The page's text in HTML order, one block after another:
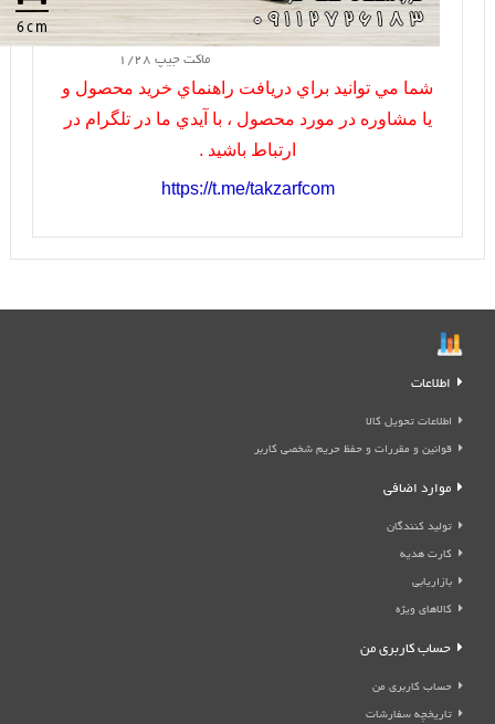
ماکت جیپ 1/28
شما مي توانيد براي دريافت راهنماي خريد محصول و
يا مشاوره در مورد محصول ، با آيدي ما در تلگرام در
ارتباط باشيد .
https://t.me/takzarfcom
اطلاعات
اطلاعات تحویل کالا
قوانین و مقررات و حفظ حریم شخصی کاربر
موارد اضافی
تولید کنندگان
کارت هدیه
بازاریابی
کالاهای ویژه
حساب کاربری من
حساب کاربری من
تاریخچه سفارشات